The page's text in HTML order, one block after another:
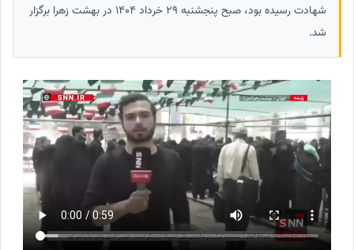
شهادت رسیده بود، صبح پنجشنبه 29 خرداد 1404 در بهشت زهرا برگزار
شد.